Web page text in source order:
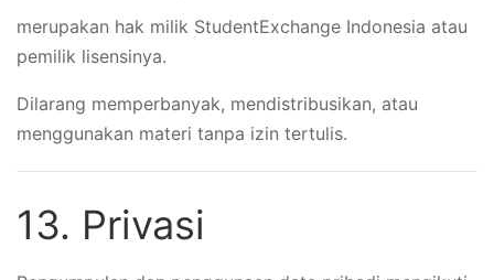
merupakan hak milik StudentExchange Indonesia atau
pemilik lisensinya.
Dilarang memperbanyak, mendistribusikan, atau
menggunakan materi tanpa izin tertulis.
13. Privasi